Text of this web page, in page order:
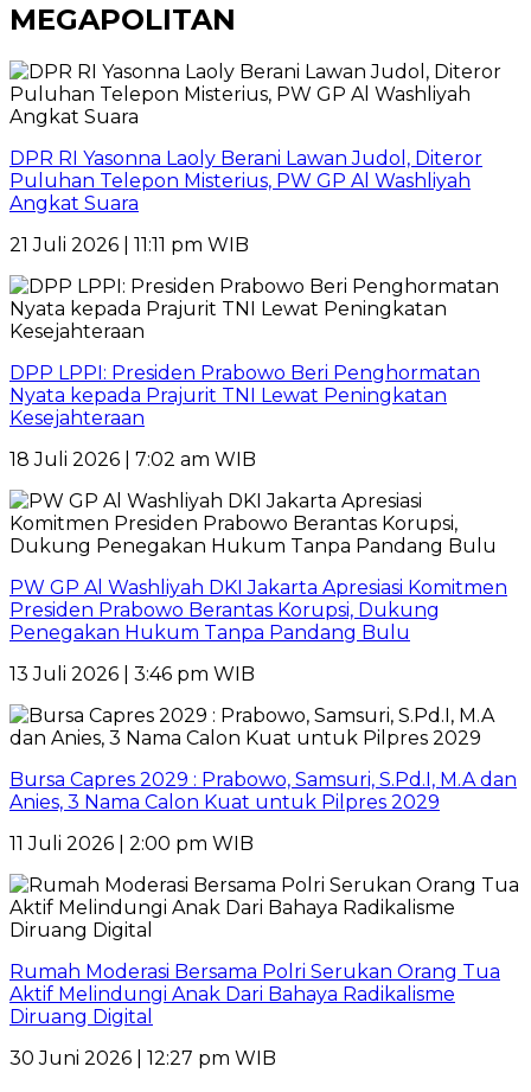
MEGAPOLITAN
DPR RI Yasonna Laoly Berani Lawan Judol, Diteror
Puluhan Telepon Misterius, PW GP Al Washliyah
Angkat Suara
21 Juli 2026 | 11:11 pm WIB
DPP LPPI: Presiden Prabowo Beri Penghormatan
Nyata kepada Prajurit TNI Lewat Peningkatan
Kesejahteraan
18 Juli 2026 | 7:02 am WIB
PW GP Al Washliyah DKI Jakarta Apresiasi Komitmen
Presiden Prabowo Berantas Korupsi, Dukung
Penegakan Hukum Tanpa Pandang Bulu
13 Juli 2026 | 3:46 pm WIB
Bursa Capres 2029 : Prabowo, Samsuri, S.Pd.I, M.A dan
Anies, 3 Nama Calon Kuat untuk Pilpres 2029
11 Juli 2026 | 2:00 pm WIB
Rumah Moderasi Bersama Polri Serukan Orang Tua
Aktif Melindungi Anak Dari Bahaya Radikalisme
Diruang Digital
30 Juni 2026 | 12:27 pm WIB